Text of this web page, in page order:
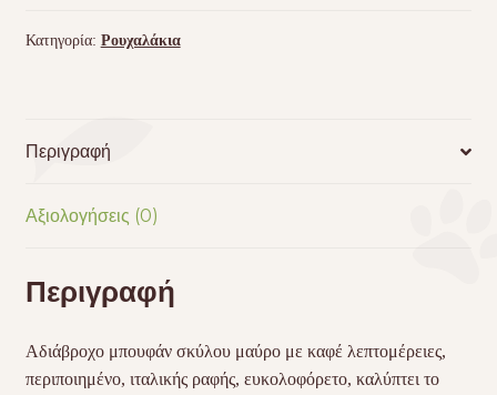
ποσότητα
Κατηγορία: Ρουχαλάκια
Περιγραφή
Αξιολογήσεις (0)
Περιγραφή
Αδιάβροχο μπουφάν σκύλου μαύρο με καφέ λεπτομέρειες,
περιποιημένο, ιταλικής ραφής, ευκολοφόρετο, καλύπτει το